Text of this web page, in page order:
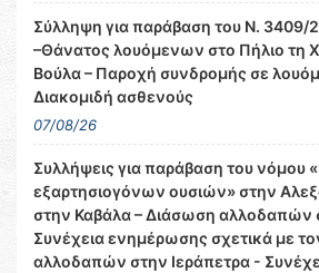
Σύλληψη για παράβαση του Ν. 3409/
–Θάνατος λουόμενων στο Πήλιο τη
Βούλα – Παροχή συνδρομής σε
Διακομιδή ασθενούς
07/08/26
Συλλήψεις για παράβαση του νόμου
εξαρτησιογόνων ουσιών» στην
στην Καβάλα – Διάσωση αλλοδαπών
Συνέχεια ενημέρωσης σχετικά με
αλλοδαπών στην Ιεράπετρα -